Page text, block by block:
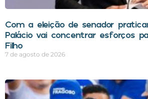
Com a eleição de senador
Palácio vai concentrar esforços
Filho
7 de agosto de 2026